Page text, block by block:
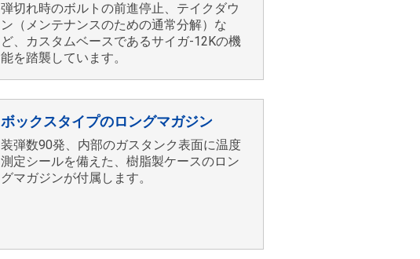
弾切れ時のボルトの前進停止、テイクダウ
ン（メンテナンスのための通常分解）な
ど、カスタムベースであるサイガ-12Kの機
能を踏襲しています。
ボックスタイプのロングマガジン
装弾数90発、内部のガスタンク表面に温度
測定シールを備えた、樹脂製ケースのロン
グマガジンが付属します。